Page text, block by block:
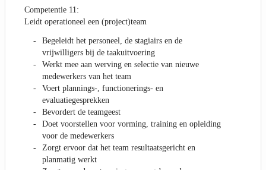
Competentie 11:
Leidt operationeel een (project)team
Begeleidt het personeel, de stagiairs en de
vrijwilligers bij de taakuitvoering
Werkt mee aan werving en selectie van nieuwe
medewerkers van het team
Voert plannings-, functionerings- en
evaluatiegesprekken
Bevordert de teamgeest
Doet voorstellen voor vorming, training en opleiding
voor de medewerkers
Zorgt ervoor dat het team resultaatsgericht en
planmatig werkt